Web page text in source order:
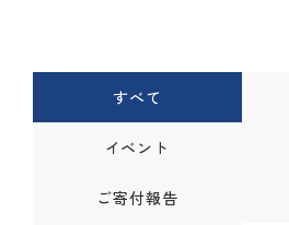
すべて
イベント
ご寄付報告